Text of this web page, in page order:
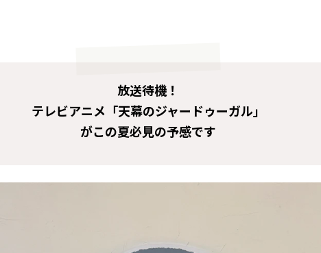
放送待機！
テレビアニメ「天幕のジャードゥーガル」
がこの夏必見の予感です